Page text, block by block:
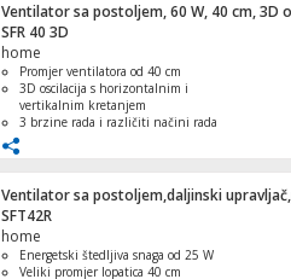
Ventilator sa postoljem, 60 W, 40 cm, 3D
SFR 40 3D
home
Promjer ventilatora od 40 cm
3D oscilacija s horizontalnim i
vertikalnim kretanjem
3 brzine rada i različiti načini rada
isključenje
Visinski podesiv i niska razina buke
Ventilator sa postoljem,daljinski
SFT42R
home
Energetski štedljiva snaga od 25 W
Veliki promjer lopatica 40 cm